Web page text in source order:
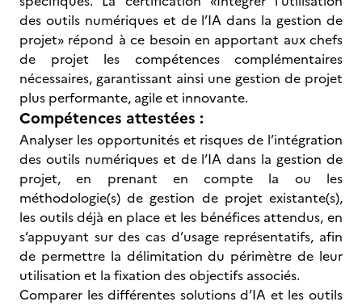
des outils numériques et de l’IA dans la gestion de
projet» répond à ce besoin en apportant aux chefs
de projet les compétences complémentaires
nécessaires, garantissant ainsi une gestion de projet
plus performante, agile et innovante.
Compétences attestées :
Analyser les opportunités et risques de l’intégration
des outils numériques et de l’IA dans la gestion de
projet, en prenant en compte la ou les
méthodologie(s) de gestion de projet existante(s),
les outils déjà en place et les bénéfices attendus, en
s’appuyant sur des cas d’usage représentatifs, afin
de permettre la délimitation du périmètre de leur
utilisation et la fixation des objectifs associés.
Comparer les différentes solutions d’IA et les outils